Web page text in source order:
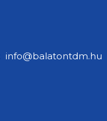
info@balatontdm.hu